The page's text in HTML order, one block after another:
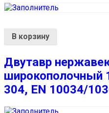
В корзину
Двутавр
широкополочный
304, EN 10034/